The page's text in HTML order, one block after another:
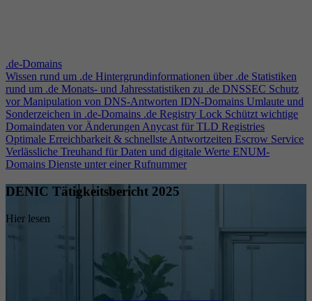
.de-Domains
Wissen rund um .de Hintergrundinformationen über .de Statistiken
rund um .de Monats- und Jahresstatistiken zu .de DNSSEC Schutz
vor Manipulation von DNS-Antworten IDN-Domains Umlaute und
Sonderzeichen in .de-Domains .de Registry Lock Schützt wichtige
Domaindaten vor ÄnderungenAnycast für TLD Registries
Optimale Erreichbarkeit & schnellste Antwortzeiten Escrow Service
Verlässliche Treuhand für Daten und digitale Werte ENUM-
Domains Dienste unter einer Rufnummer
DENIC Tätigkeitsbericht 2025
Hier lesen